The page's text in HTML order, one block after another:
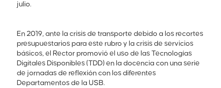
julio.
En 2019, ante la crisis de transporte debido a los recortes
presupuestarios para este rubro y la crisis de servicios
básicos, el Rector promovió el uso de las Tecnologías
Digitales Disponibles (TDD) en la docencia con una serie
de jornadas de reflexión con los diferentes
Departamentos de la USB.